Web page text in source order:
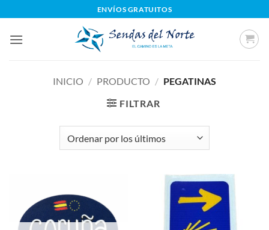
al
contenido
ENVÍOS GRATUITOS
INICIO / PRODUCTO / PEGATINAS
FILTRAR